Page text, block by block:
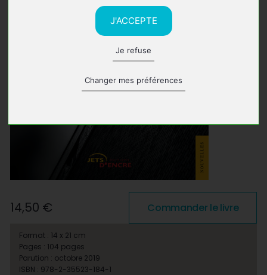
J'ACCEPTE
Je refuse
Changer mes préférences
14,50 € Commander le livre
Format : 14 x 21 cm
Pages : 104 pages
Parution : octobre 2019
ISBN : 978-2-35523-184-1